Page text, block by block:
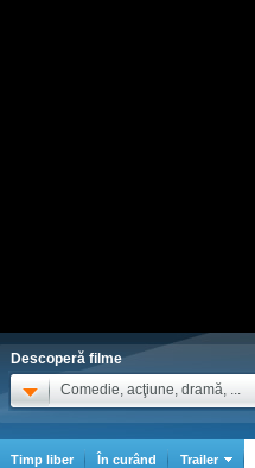
Descoperă filme
Comedie, acţiune, dramă, ...
Timp liber În curând Trailer